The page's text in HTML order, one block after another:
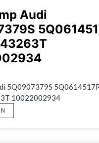
Audi
5Q0907379S
10022002934